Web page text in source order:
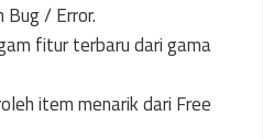
/ Error.
fitur terbaru dari gama
item menarik dari Free